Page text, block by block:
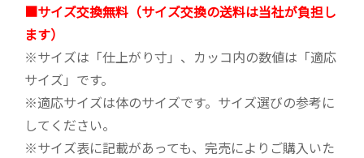
■サイズ交換無料（サイズ交換の送料は当社が負担し
ます）
※サイズは「仕上がり寸」、カッコ内の数値は「適応
サイズ」です。
※適応サイズは体のサイズです。サイズ選びの参考に
してください。
※サイズ表に記載があっても、完売によりご購入いた